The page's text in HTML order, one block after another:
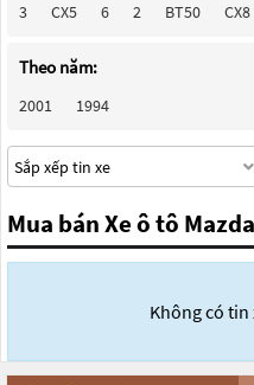
3 CX5 6 2 BT50 CX8
Theo năm:
2001 1994
Mua bán Xe ô tô
Không có